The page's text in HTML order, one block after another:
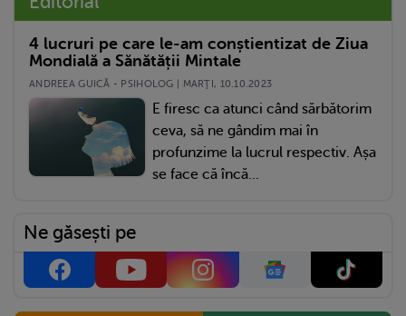
4 lucruri pe care le-am conștientizat de Ziua
Mondială a Sănătății Mintale
ANDREEA GUICĂ - PSIHOLOG | MARŢI, 10.10.2023
E firesc ca atunci când sărbătorim
ceva, să ne gândim mai în
profunzime la lucrul respectiv. Așa
se face că încă...
Ne găsești pe